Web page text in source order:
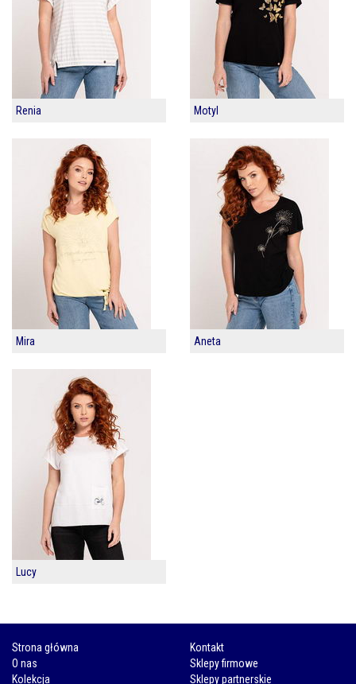
Renia Motyl
Mira Aneta
Lucy
Strona główna
O nas
Kolekcja
Kontakt
Sklepy firmowe
Sklepy partnerskie